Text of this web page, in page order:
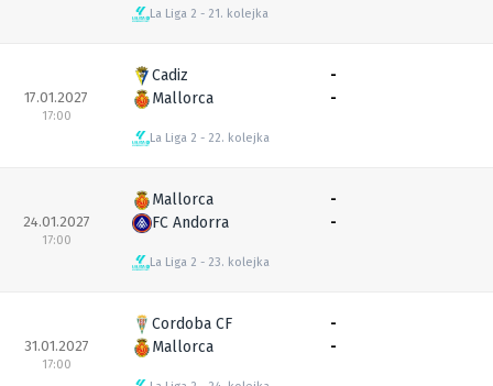
La Liga 2 21. kolejka
17.01.2027
17:00
Cadiz
Mallorca
La Liga 2 22. kolejka
-
-
24.01.2027
17:00
Mallorca
FC Andorra
La Liga 2 23. kolejka
-
-
31.01.2027
17:00
Cordoba CF
Mallorca
-
-